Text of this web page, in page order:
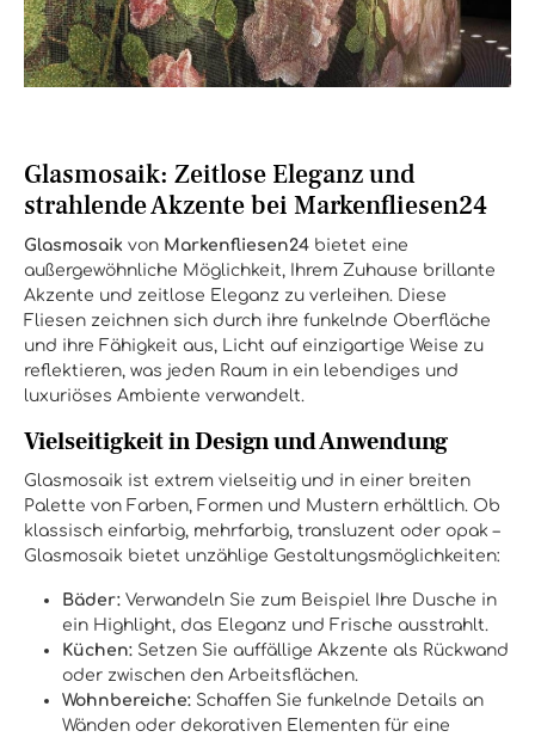
Glasmosaik: Zeitlose Eleganz und
strahlende Akzente bei Markenfliesen24
Glasmosaik von Markenfliesen24 bietet eine
außergewöhnliche Möglichkeit, Ihrem Zuhause brillante
Akzente und zeitlose Eleganz zu verleihen. Diese
Fliesen zeichnen sich durch ihre funkelnde Oberfläche
und ihre Fähigkeit aus, Licht auf einzigartige Weise zu
reflektieren, was jeden Raum in ein lebendiges und
luxuriöses Ambiente verwandelt.
Vielseitigkeit in Design und Anwendung
Glasmosaik ist extrem vielseitig und in einer breiten
Palette von Farben, Formen und Mustern erhältlich. Ob
klassisch einfarbig, mehrfarbig, transluzent oder opak –
Glasmosaik bietet unzählige Gestaltungsmöglichkeiten:
Bäder: Verwandeln Sie zum Beispiel Ihre Dusche in
ein Highlight, das Eleganz und Frische ausstrahlt.
Küchen: Setzen Sie auffällige Akzente als Rückwand
oder zwischen den Arbeitsflächen.
Wohnbereiche: Schaffen Sie funkelnde Details an
Wänden oder dekorativen Elementen für eine